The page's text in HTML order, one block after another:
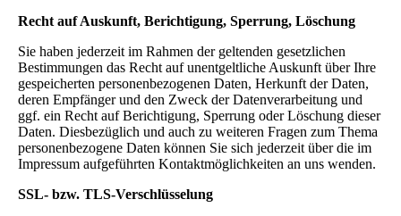
Recht auf Auskunft, Berichtigung, Sperrung, Löschung
Sie haben jederzeit im Rahmen der geltenden gesetzlichen
Bestimmungen das Recht auf unentgeltliche Auskunft über Ihre
gespeicherten personenbezogenen Daten, Herkunft der Daten,
deren Empfänger und den Zweck der Datenverarbeitung und
ggf. ein Recht auf Berichtigung, Sperrung oder Löschung dieser
Daten. Diesbezüglich und auch zu weiteren Fragen zum Thema
personenbezogene Daten können Sie sich jederzeit über die im
Impressum aufgeführten Kontaktmöglichkeiten an uns wenden.
SSL- bzw. TLS-Verschlüsselung